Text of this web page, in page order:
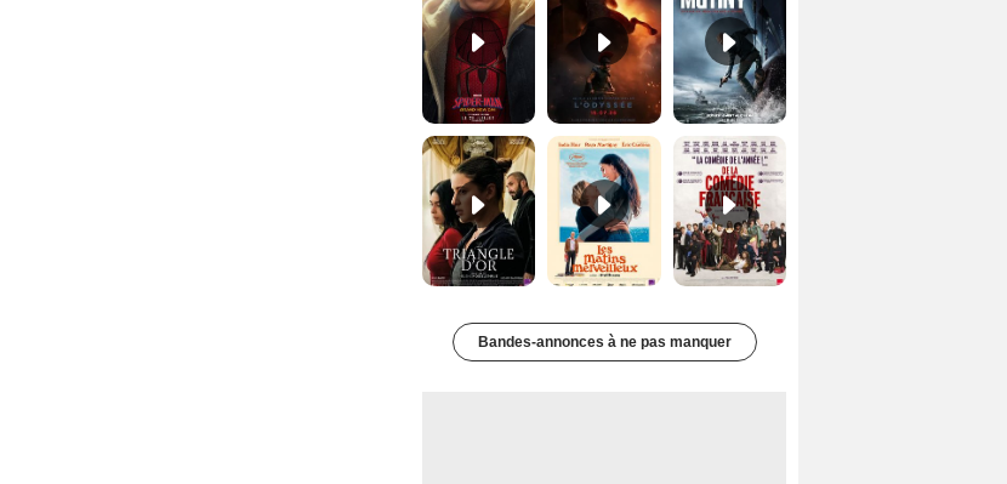
Les Matins merveilleux Bande-annonce VF De la Comédie-Française Teaser VF
Bandes-annonces à ne pas manquer